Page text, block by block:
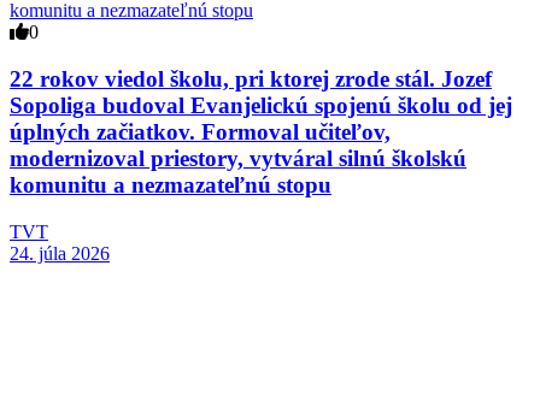
0
22 rokov viedol školu, pri ktorej zrode stál. Jozef
Sopoliga budoval Evanjelickú spojenú školu od jej
úplných začiatkov. Formoval učiteľov,
modernizoval priestory, vytváral silnú školskú
komunitu a nezmazateľnú stopu
TVT
24. júla 2026